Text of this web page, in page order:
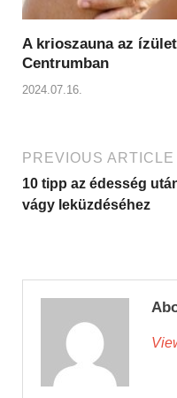
A krioszauna az
Centrumban
2024.07.16.
PREVIOUS ARTICLE
10 tipp az édesség
vágy leküzdéséhez